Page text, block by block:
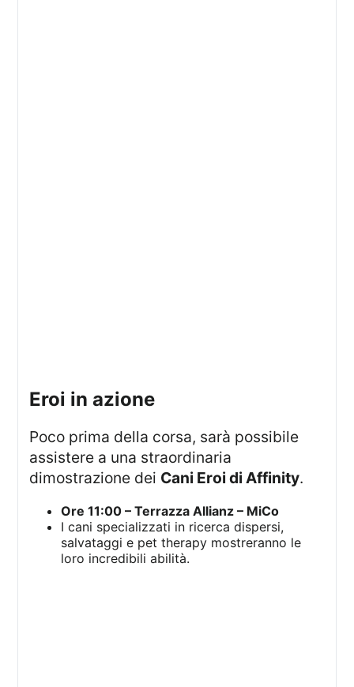
eroi in azione
Poco prima della corsa, sarà possibile
assistere a una straordinaria
dimostrazione dei Cani Eroi di Affinity.
Ore 11:00 – Terrazza Allianz – MiCo
I cani specializzati in ricerca dispersi,
salvataggi e pet therapy mostreranno le
loro incredibili abilità.